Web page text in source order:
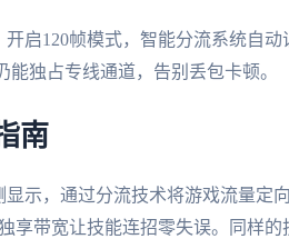
启120帧模式，智能分流系统自
独占专线通道，告别丢包卡顿。
南
示，通过分流技术将游戏流量定
享带宽让技能连招零失误。同样